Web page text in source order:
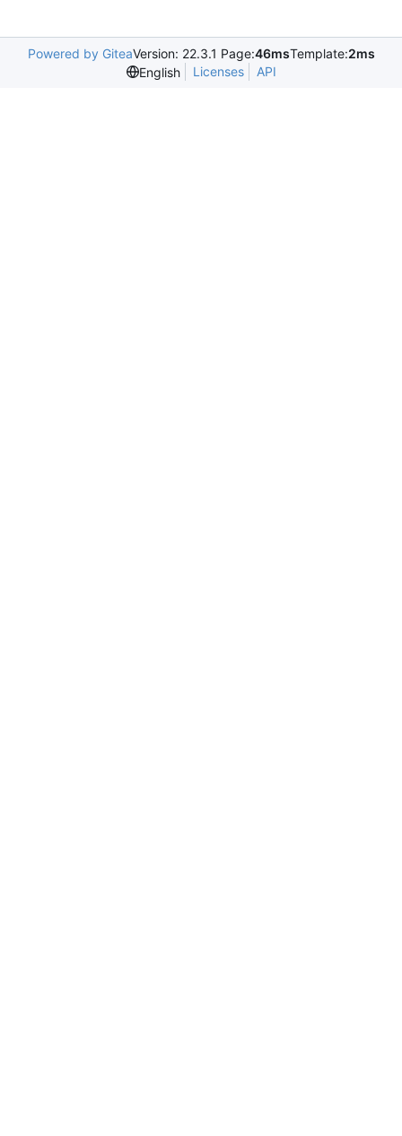
Powered by GiteaVersion: 22.3.1 Page:46msTemplate:2ms
English
Licenses API